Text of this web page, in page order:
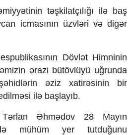
təşkilatçılığı ilə baş
icmasının üzvləri və digər
Dövlət Himninin
ərazi bütövlüyü uğrunda
əziz xatirəsinin bir
ilə başlayıb.
Əhmədov 28 Mayın
mühüm yer tutduğunu